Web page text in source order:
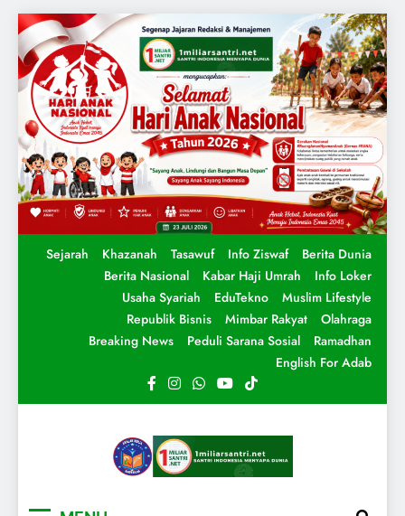
Sejarah Khazanah Tasawuf Info Ziswaf
Berita Dunia
Berita Nasional
Kabar Haji Umrah
Info Loker
Usaha Syariah
EduTekno
Muslim Lifestyle
Republik Bisnis
Mimbar Rakyat
Olahraga
Breaking News
Peduli Sarana Sosial
Ramadhan
English For Adab